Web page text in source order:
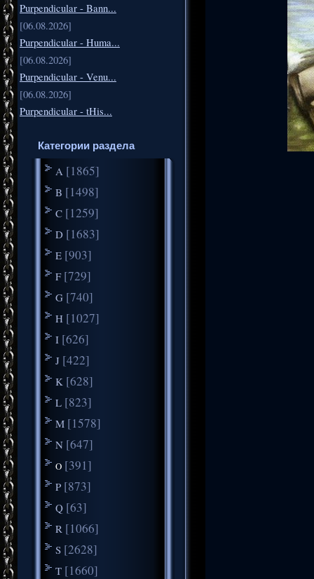
Purpendicular - Bann...
[06.08.2026]
Purpendicular - Huma...
[06.08.2026]
Purpendicular - Venu...
[06.08.2026]
Purpendicular - tHis...
Категории раздела
A [1865]
B [1498]
C [1259]
D [1683]
E [903]
F [729]
G [740]
H [1027]
I [626]
J [422]
K [628]
L [823]
M [1578]
N [647]
O [391]
P [873]
Q [63]
R [1066]
S [2628]
T [1660]